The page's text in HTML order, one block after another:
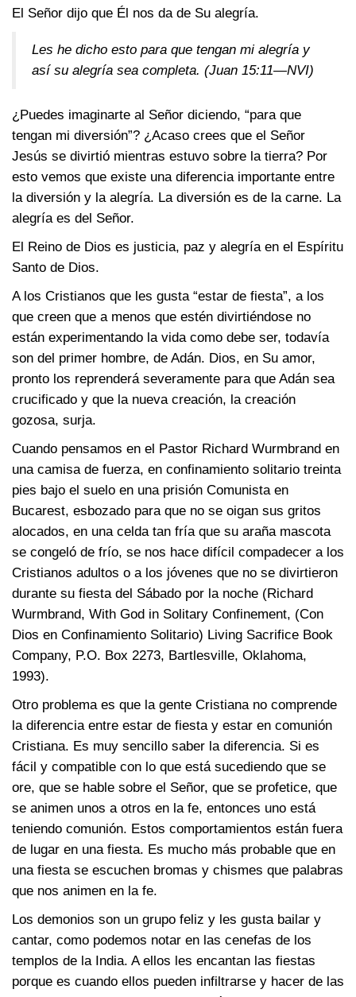
El Señor dijo que Él nos da de Su alegría.
Les he dicho esto para que tengan mi alegría y
así su alegría sea completa. (Juan 15:11—NVI)
¿Puedes imaginarte al Señor diciendo, “para que
tengan mi diversión”? ¿Acaso crees que el Señor
Jesús se divirtió mientras estuvo sobre la tierra? Por
esto vemos que existe una diferencia importante entre
la diversión y la alegría. La diversión es de la carne. La
alegría es del Señor.
El Reino de Dios es justicia, paz y alegría en el Espíritu
Santo de Dios.
A los Cristianos que les gusta “estar de fiesta”, a los
que creen que a menos que estén divirtiéndose no
están experimentando la vida como debe ser, todavía
son del primer hombre, de Adán. Dios, en Su amor,
pronto los reprenderá severamente para que Adán sea
crucificado y que la nueva creación, la creación
gozosa, surja.
Cuando pensamos en el Pastor Richard Wurmbrand en
una camisa de fuerza, en confinamiento solitario treinta
pies bajo el suelo en una prisión Comunista en
Bucarest, esbozado para que no se oigan sus gritos
alocados, en una celda tan fría que su araña mascota
se congeló de frío, se nos hace difícil compadecer a los
Cristianos adultos o a los jóvenes que no se divirtieron
durante su fiesta del Sábado por la noche (Richard
Wurmbrand, With God in Solitary Confinement, (Con
Dios en Confinamiento Solitario) Living Sacrifice Book
Company, P.O. Box 2273, Bartlesville, Oklahoma,
1993).
Otro problema es que la gente Cristiana no comprende
la diferencia entre estar de fiesta y estar en comunión
Cristiana. Es muy sencillo saber la diferencia. Si es
fácil y compatible con lo que está sucediendo que se
ore, que se hable sobre el Señor, que se profetice, que
se animen unos a otros en la fe, entonces uno está
teniendo comunión. Estos comportamientos están fuera
de lugar en una fiesta. Es mucho más probable que en
una fiesta se escuchen bromas y chismes que palabras
que nos animen en la fe.
Los demonios son un grupo feliz y les gusta bailar y
cantar, como podemos notar en las cenefas de los
templos de la India. A ellos les encantan las fiestas
porque es cuando ellos pueden infiltrarse y hacer de las